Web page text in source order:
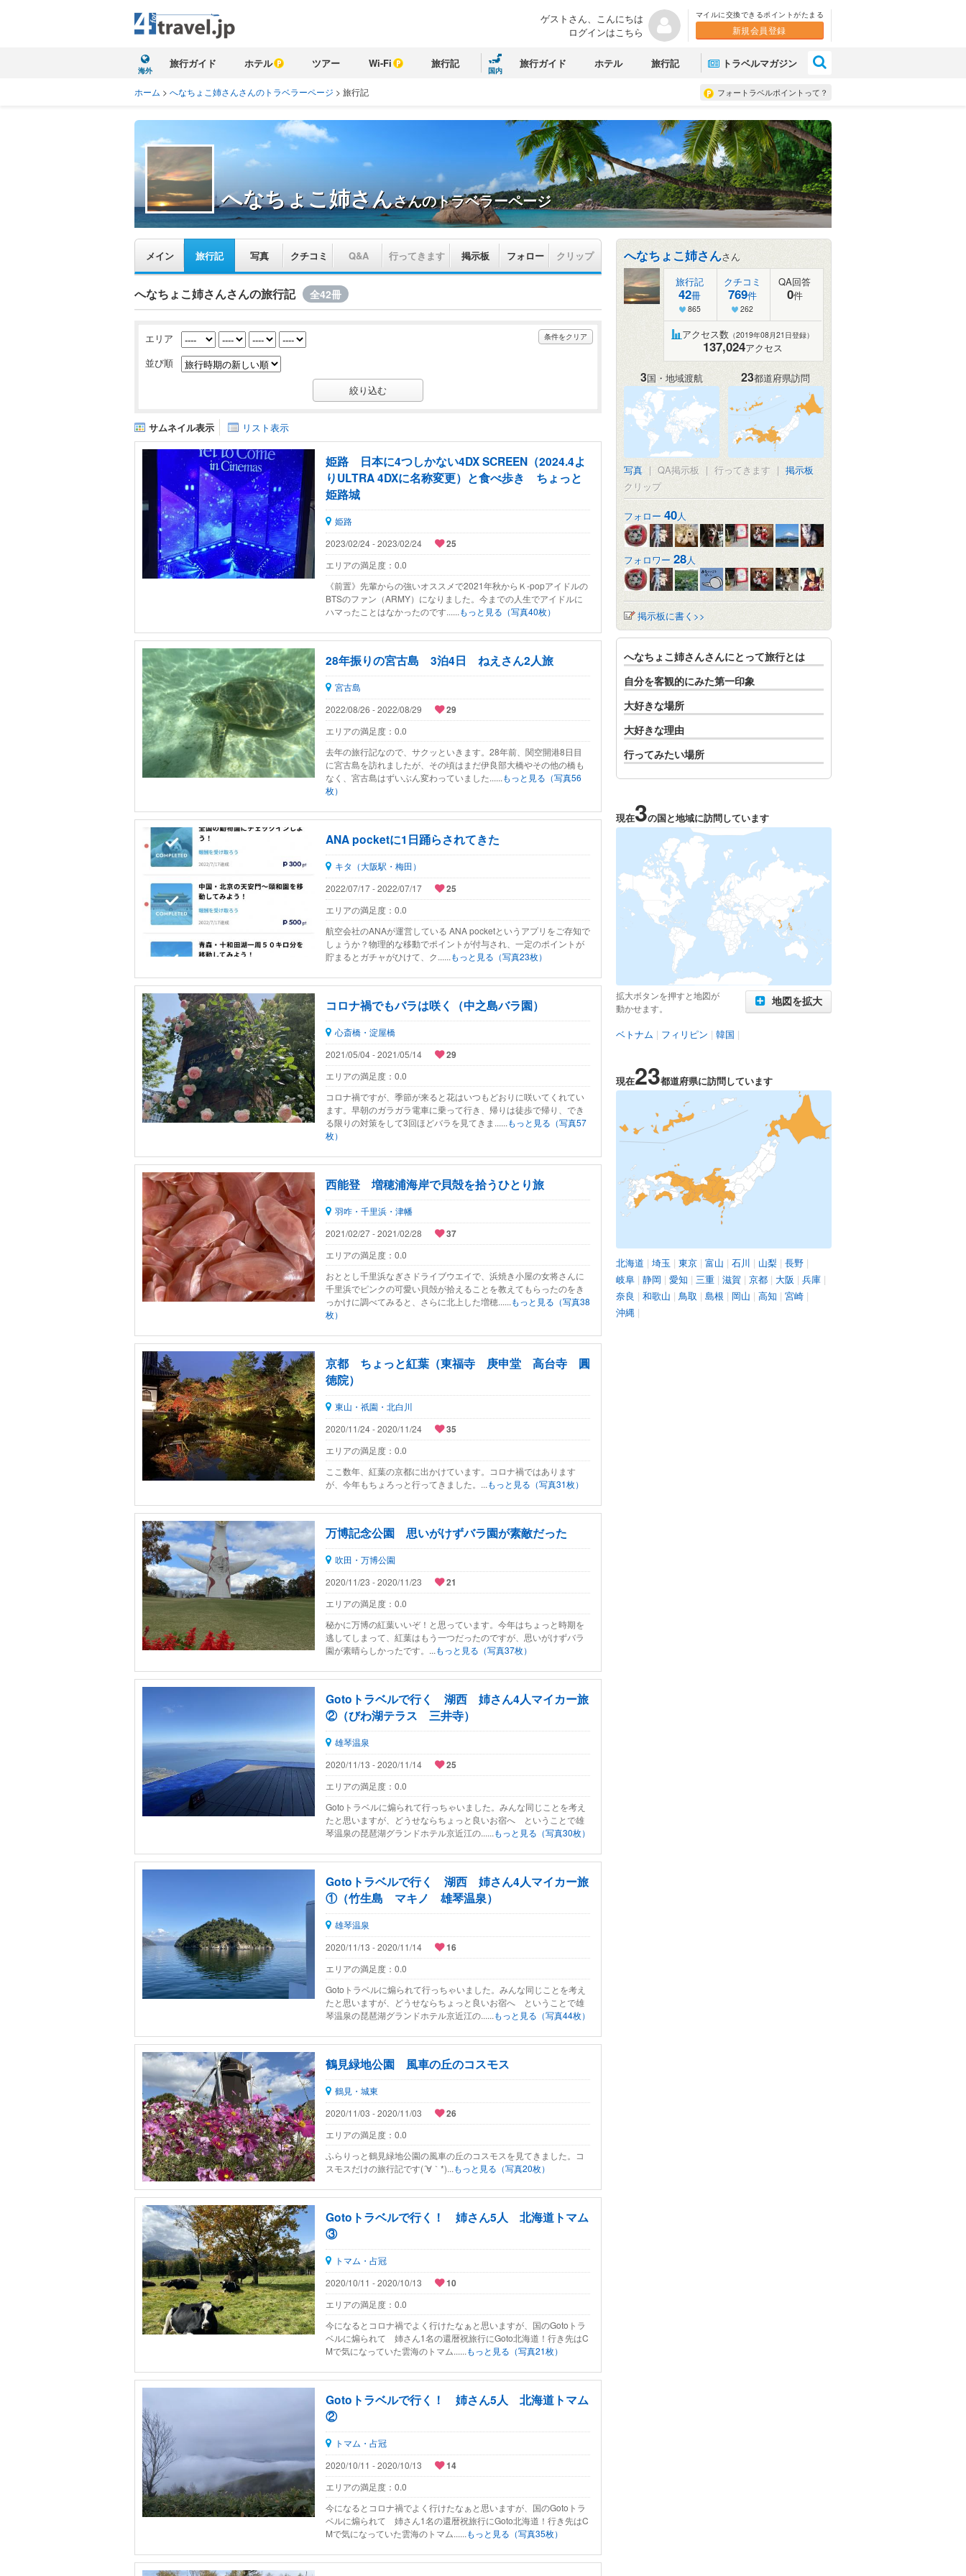
ゲストさん、こんにちは
ログインはこちら
マイルに交換できるポイントがたまる
新規会員登録
海外
旅行ガイド ホテル ツアー Wi-Fi 旅行記
国内
旅行ガイド ホテル 旅行記 トラベルマガジン
フォートラベルポイントって？
ホーム > へなちょこ姉さんさんのトラベラーページ > 旅行記
へなちょこ姉さんさんのトラベラーページ
メイン 旅行記 写真 クチコミ Q&A 行ってきます 掲示板 フォロー クリップ
へなちょこ姉さんさんの旅行記 全42冊
条件をクリア
エリア
並び順
サムネイル表示 リスト表示
姫路 日本に4つしかない4DX SCREEN（2024.4よ
りULTRA 4DXに名称変更）と食べ歩き ちょっと
姫路城
姫路
2023/02/24 - 2023/02/24
25
エリアの満足度： 0.0
《前置》先輩からの強いオススメで2021年秋からＫ-popアイドルの
BTSのファン（ARMY）になりました。今までの人生でアイドルに
ハマったことはなかったのです......もっと見る（写真40枚）
28年振りの宮古島 3泊4日 ねえさん2人旅
宮古島
2022/08/26 - 2022/08/29
29
エリアの満足度： 0.0
去年の旅行記なので、サクッといきます。28年前、関空開港8日目
に宮古島を訪れましたが、その頃はまだ伊良部大橋やその他の橋も
なく、宮古島はずいぶん変わっていました......もっと見る（写真56
枚）
ANA pocketに1日踊らされてきた
キタ（大阪駅・梅田）
2022/07/17 - 2022/07/17
25
エリアの満足度： 0.0
航空会社のANAが運営している ANA pocketというアプリをご存知で
しょうか？物理的な移動でポイントが付与され、一定のポイントが
貯まるとガチャがひけて、ク......もっと見る（写真23枚）
コロナ禍でもバラは咲く（中之島バラ園）
心斎橋・淀屋橋
2021/05/04 - 2021/05/14
29
エリアの満足度： 0.0
コロナ禍ですが、季節が来ると花はいつもどおりに咲いてくれてい
ます。早朝のガラガラ電車に乗って行き、帰りは徒歩で帰り、でき
る限りの対策をして3回ほどバラを見てきま......もっと見る（写真57
枚）
西能登 増穂浦海岸で貝殻を拾うひとり旅
羽咋・千里浜・津幡
2021/02/27 - 2021/02/28
37
エリアの満足度： 0.0
おととし千里浜なぎさドライブウエイで、浜焼き小屋の女将さんに
千里浜でピンクの可愛い貝殻が拾えることを教えてもらったのをき
っかけに調べてみると、さらに北上した増穂......もっと見る（写真38
枚）
京都 ちょっと紅葉（東福寺 庚申堂 高台寺 圓
徳院）
東山・祇園・北白川
2020/11/24 - 2020/11/24
35
エリアの満足度： 0.0
ここ数年、紅葉の京都に出かけています。コロナ禍ではあります
が、今年もちょろっと行ってきました。...もっと見る（写真31枚）
万博記念公園 思いがけずバラ園が素敵だった
吹田・万博公園
2020/11/23 - 2020/11/23
21
エリアの満足度： 0.0
秘かに万博の紅葉いいぞ！と思っています。今年はちょっと時期を
逃してしまって、紅葉はもう一つだったのですが、思いがけずバラ
園が素晴らしかったです。...もっと見る（写真37枚）
Gotoトラベルで行く 湖西 姉さん4人マイカー旅
②（びわ湖テラス 三井寺）
雄琴温泉
2020/11/13 - 2020/11/14
25
エリアの満足度： 0.0
Gotoトラベルに煽られて行っちゃいました。みんな同じことを考え
たと思いますが、どうせならちょっと良いお宿へ ということで雄
琴温泉の琵琶湖グランドホテル京近江の......もっと見る（写真30枚）
Gotoトラベルで行く 湖西 姉さん4人マイカー旅
①（竹生島 マキノ 雄琴温泉）
雄琴温泉
2020/11/13 - 2020/11/14
16
エリアの満足度： 0.0
Gotoトラベルに煽られて行っちゃいました。みんな同じことを考え
たと思いますが、どうせならちょっと良いお宿へ ということで雄
琴温泉の琵琶湖グランドホテル京近江の......もっと見る（写真44枚）
鶴見緑地公園 風車の丘のコスモス
鶴見・城東
2020/11/03 - 2020/11/03
26
エリアの満足度： 0.0
ふらりっと鶴見緑地公園の風車の丘のコスモスを見てきました。コ
スモスだけの旅行記です(´∀｀*)...もっと見る（写真20枚）
Gotoトラベルで行く！ 姉さん5人 北海道トマム
③
トマム・占冠
2020/10/11 - 2020/10/13
10
エリアの満足度： 0.0
今になるとコロナ禍でよく行けたなぁと思いますが、国のGotoトラ
ベルに煽られて 姉さん1名の還暦祝旅行にGoto北海道！行き先はC
Mで気になっていた雲海のトマム......もっと見る（写真21枚）
Gotoトラベルで行く！ 姉さん5人 北海道トマム
②
トマム・占冠
2020/10/11 - 2020/10/13
14
エリアの満足度： 0.0
今になるとコロナ禍でよく行けたなぁと思いますが、国のGotoトラ
ベルに煽られて 姉さん1名の還暦祝旅行にGoto北海道！行き先はC
Mで気になっていた雲海のトマム......もっと見る（写真35枚）
へなちょこ姉さんさん
旅行記
42冊
865
クチコミ
769件
262
QA回答
0件
アクセス数 （2019年08月21日登録）
137,024アクセス
3国・地域渡航 23都道府県訪問
写真 | QA掲示板 | 行ってきます | 掲示板
クリップ
フォロー 40人
フォロワー 28人
掲示板に書く>>
へなちょこ姉さんさんにとって旅行とは
自分を客観的にみた第一印象
大好きな場所
大好きな理由
行ってみたい場所
現在3の国と地域に訪問しています
拡大ボタンを押すと地図が
動かせます。
地図を拡大
ベトナム | フィリピン | 韓国 |
現在23都道府県に訪問しています
北海道 | 埼玉 | 東京 | 富山 | 石川 | 山梨 | 長野 |
岐阜 | 静岡 | 愛知 | 三重 | 滋賀 | 京都 | 大阪 | 兵庫 |
奈良 | 和歌山 | 鳥取 | 島根 | 岡山 | 高知 | 宮崎 |
沖縄 |